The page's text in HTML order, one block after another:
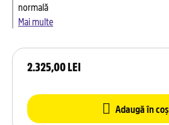
2.325,00 LEI
Adaugă în coș
normală
Mai multe